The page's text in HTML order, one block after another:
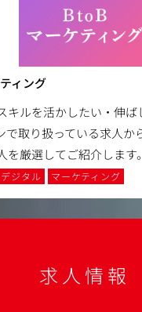
ィング
キルを活かしたい・伸ば
で取り扱っている求人か
を厳選してご紹介します。
ジタル マーケティング
求人情報